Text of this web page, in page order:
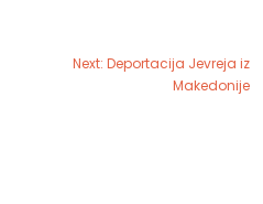
Next: Deportacija Jevreja iz
Makedonije